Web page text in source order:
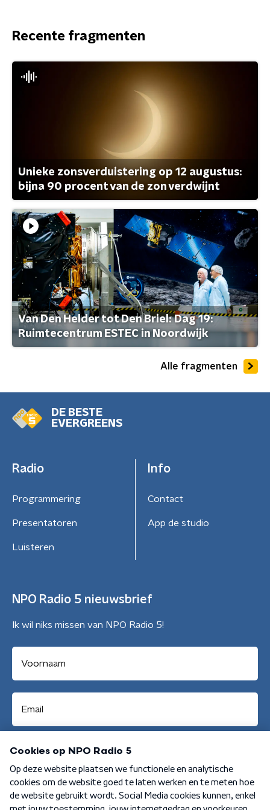
Recente fragmenten
Unieke zonsverduistering op 12 augustus:
bijna 90 procent van de zon verdwijnt
Van Den Helder tot Den Briel: Dag 19:
Ruimtecentrum ESTEC in Noordwijk
Alle fragmenten
DE BESTE
EVERGREENS
Radio
Programmering
Presentatoren
Luisteren
Info
Contact
App de studio
NPO Radio 5 nieuwsbrief
Ik wil niks missen van NPO Radio 5!
Aanmelden
Algemene voorwaarden Privacybeleid